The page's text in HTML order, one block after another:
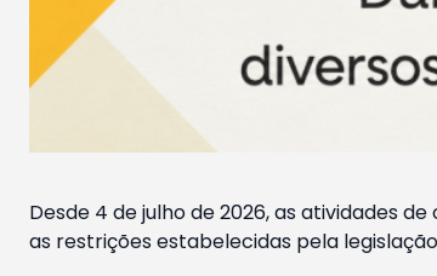
Desde 4 de julho de 2026, as atividades
as restrições estabelecidas pela